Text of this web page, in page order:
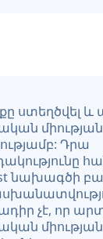
ստեղծվել
Դրա
նախագծի
չէ, որ
միության